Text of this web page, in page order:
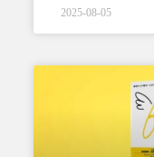
2025-08-05